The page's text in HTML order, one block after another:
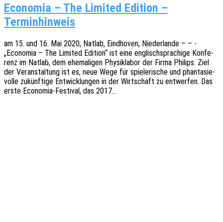
Economia – The Limited Edition –
Terminhinweis
am 15. und 16. Mai 2020, Natlab, Eind­ho­ven, Nieder­lan­de – – -
„Econo­mia – The Limi­t­ed Editi­on“ ist eine englisch­spra­chi­ge Konfe­
renz im Natlab, dem ehema­li­gen Physik­la­bor der Firma Phil­ips. Ziel
der Veran­stal­tung ist es, neue Wege für spie­le­ri­sche und phan­ta­sie­
vol­le zukünf­ti­ge Entwick­lun­gen in der Wirt­schaft zu entwer­fen. Das
erste Econo­­­mia-Festi­­val, das 2017…